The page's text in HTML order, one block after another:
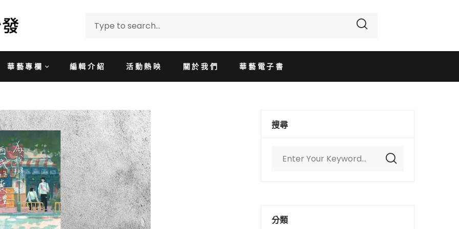
華藝專欄 編輯介紹 活動熱映 關於我們 華藝電子書
搜尋
分類